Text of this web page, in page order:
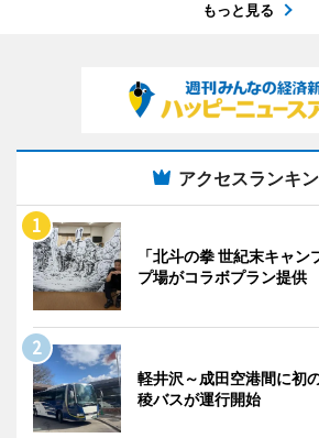
もっと見る
アクセスランキ
「北斗の拳 世紀末キャ
プ場がコラボプラン提供
軽井沢～成田空港間に
稜バスが運行開始